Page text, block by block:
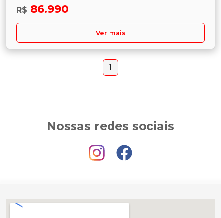
R$ 86.990
Ver mais
1
Nossas redes sociais